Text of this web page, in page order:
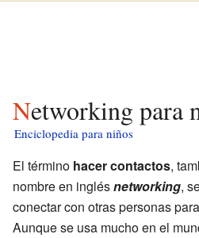
Networking para
Enciclopedia para niños
El término hacer contactos,
nombre en inglésnetworking,
conectar con otras personas
Aunque se usa mucho en el